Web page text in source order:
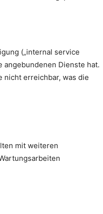
(„internal service
angebundenen Dienste hat.
nicht erreichbar, was die
mit weiteren